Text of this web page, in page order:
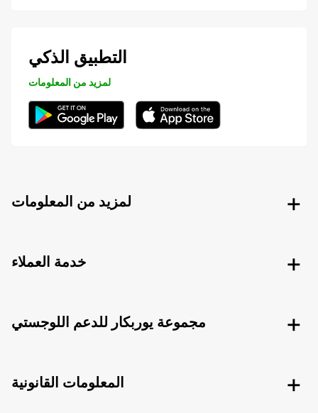
التطبيق الذكي
لمزيد من المعلومات
لمزيد من المعلومات
خدمة العملاء
مجموعة يوربكار للدعم اللوجستي
المعلومات القانونية